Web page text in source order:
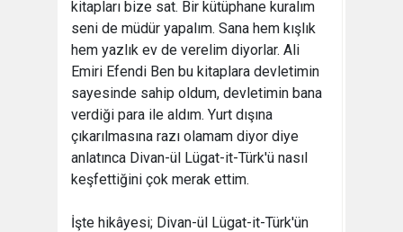
kitapları bize sat. Bir kütüphane kuralım
seni de müdür yapalım. Sana hem kışlık
hem yazlık ev de verelim diyorlar. Ali
Emiri Efendi Ben bu kitaplara devletimin
sayesinde sahip oldum, devletimin bana
verdiği para ile aldım. Yurt dışına
çıkarılmasına razı olamam diyor diye
anlatınca Divan-ül Lügat-it-Türk'ü nasıl
keşfettiğini çok merak ettim.
İşte hikâyesi; Divan-ül Lügat-it-Türk'ün